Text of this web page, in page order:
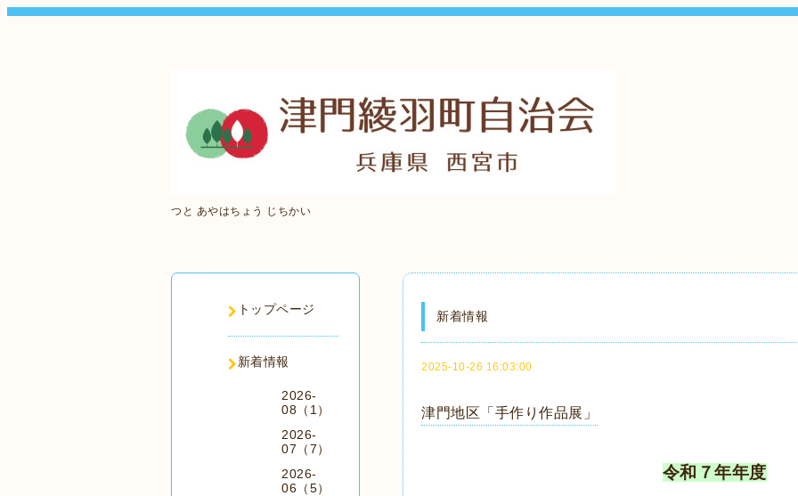
つと あやはちょう じちかい
新着情報
2025-10-26 16:03:00
津門地区「手作り作品展」
令和７年年度
トップページ
新着情報
2026-
08（1）
2026-
07（7）
2026-
06（5）